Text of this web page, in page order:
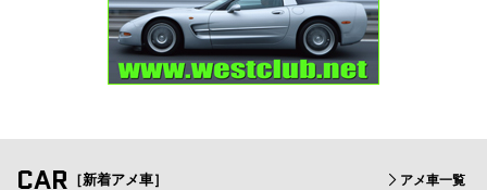
CAR ［新着アメ車］ アメ車一覧